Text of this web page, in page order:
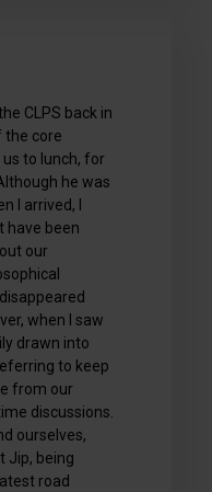
CLPS back in
the core
to lunch, for
he was
I arrived, I
have been
our
when I saw
drawn into
to keep
from our
discussions.
ourselves,
Jip, being
road